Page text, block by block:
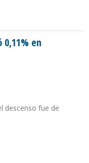
0,11% en
descenso fue de